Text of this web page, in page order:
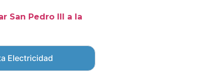
San Pedro III a la
Electricidad